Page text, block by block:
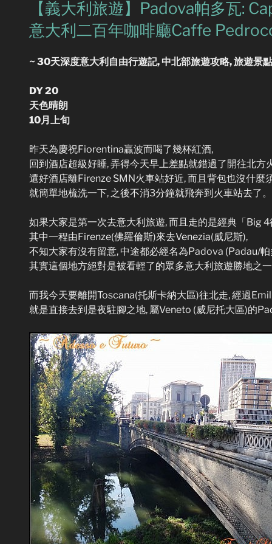
【義大利旅遊】Padova帕多瓦:
意大利二百年咖啡廳Caffe
~ 30天深度意大利自由行遊記, 中北部旅遊攻略, 旅遊景
DY 20
天色晴朗
10月上旬
昨天為慶祝Fiorentina贏波而喝了幾杯紅酒,
回到酒店超級好睡, 弄得今天早上差點就錯過了開往北方
還好酒店離Firenze SMN火車站好近, 而且背包也沒什麼
就簡單地梳洗一下, 之後不消3分鐘就飛奔到火車站去了。
如果大家是第一次去意大利旅遊, 而且走的是經典「Big
其中一程由Firenze(佛羅倫斯)來去Venezia(威尼斯),
不知大家有沒有留意, 中途都必經名為Padova (Padau/
其實這個地方絕對是被看輕了的眾多意大利旅遊勝地之一
而我今天要離開Toscana(托斯卡納大區)往北走, 經過
就是直接去到是夜駐腳之地, 屬Veneto (威尼托大區)的